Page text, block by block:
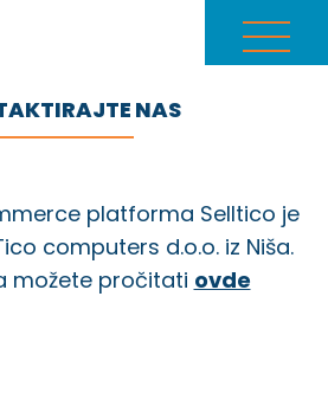
NAS
platforma Selltico je
computers d.o.o. iz Niša.
možete pročitati ovde